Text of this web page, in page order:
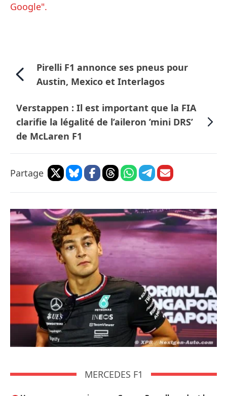
Google".
Pirelli F1 annonce ses pneus pour
Austin, Mexico et Interlagos
Verstappen : Il est important que la FIA
clarifie la légalité de l’aileron ’mini DRS’
de McLaren F1
Partage
MERCEDES F1